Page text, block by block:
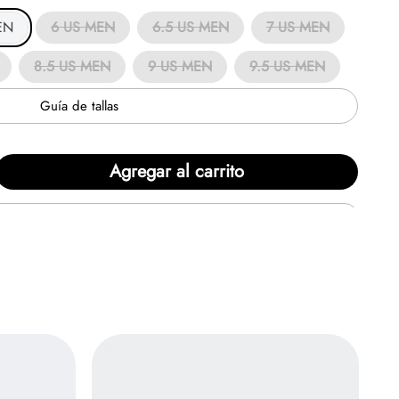
6 US MEN 6.5 US MEN
7 US MEN
8.5 US MEN 9 US MEN 9.5 US MEN
Guía de tallas
Agregar al carrito